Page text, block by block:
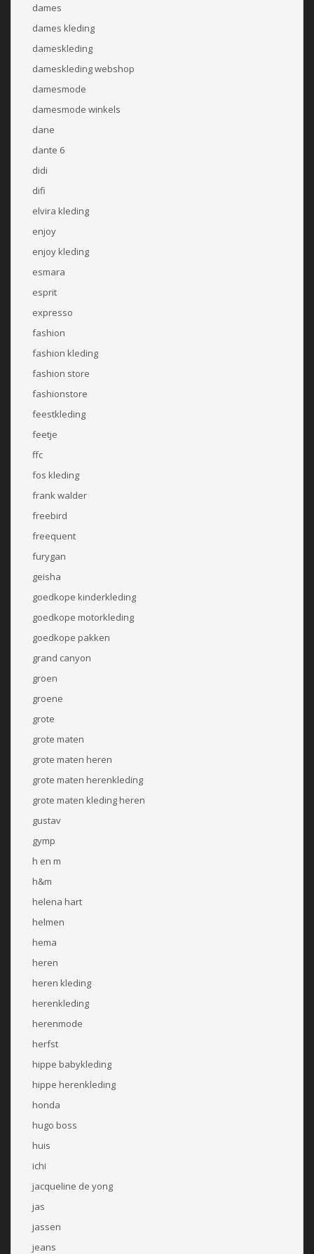
dames
dames kleding
dameskleding
dameskleding webshop
damesmode
damesmode winkels
dane
dante 6
didi
difi
elvira kleding
enjoy
enjoy kleding
esmara
esprit
expresso
fashion
fashion kleding
fashion store
fashionstore
feestkleding
feetje
ffc
fos kleding
frank walder
freebird
freequent
furygan
geisha
goedkope kinderkleding
goedkope motorkleding
goedkope pakken
grand canyon
groen
groene
grote
grote maten
grote maten heren
grote maten herenkleding
grote maten kleding heren
gustav
gymp
h en m
h&m
helena hart
helmen
hema
heren
heren kleding
herenkleding
herenmode
herfst
hippe babykleding
hippe herenkleding
honda
hugo boss
huis
ichi
jacqueline de yong
jas
jassen
jeans